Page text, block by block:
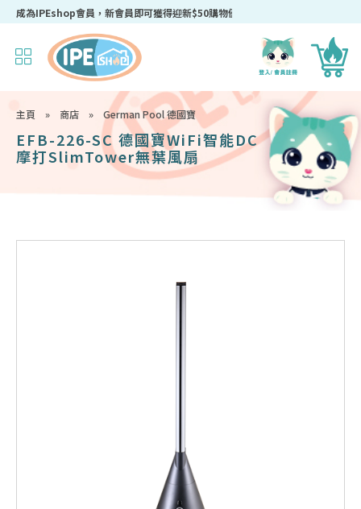
成為IPEshop會員，新會員即可獲得迎新$50購物優惠碼！
主頁 » 商店 » German Pool 德國寶
EFB-226-SC 德國寶WiFi智能DC
摩打SlimTower無葉風扇